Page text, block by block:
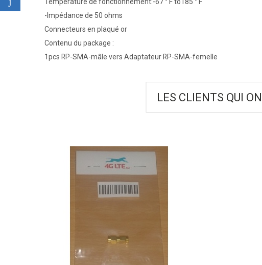
-Impédance de 50 ohms
Connecteurs en plaqué or
Contenu du package :
1pcs RP-SMA-mâle vers Adaptateur RP-SMA-femelle
LES CLIENTS QUI